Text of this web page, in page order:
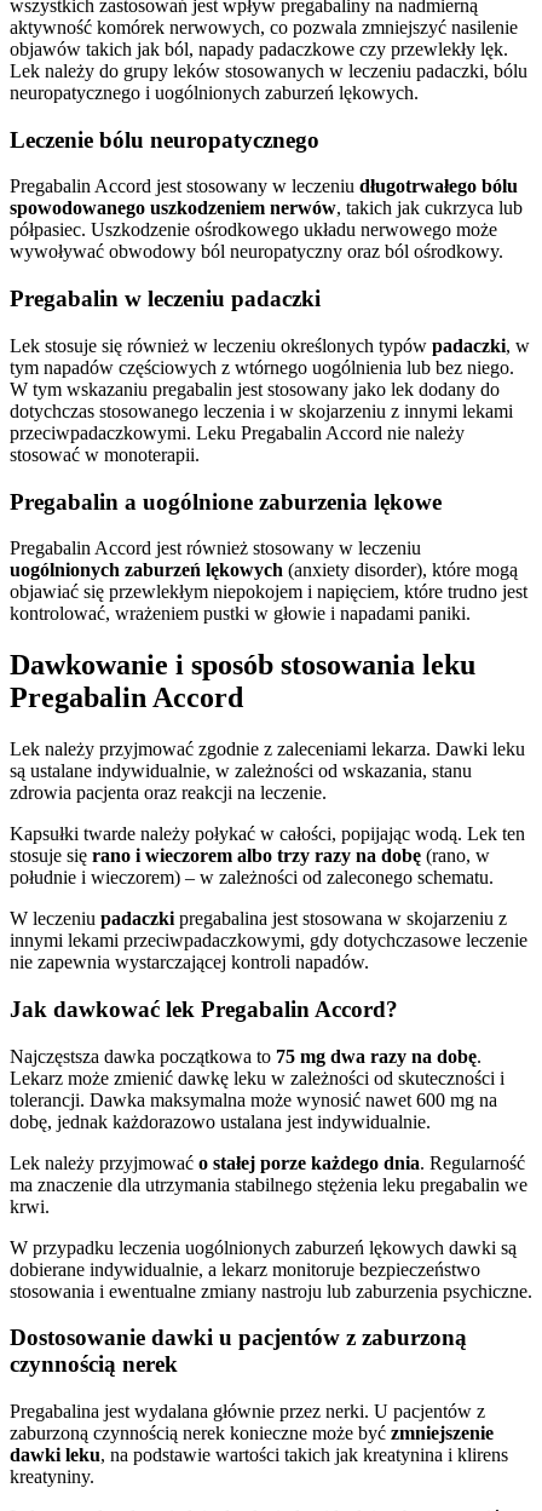
wszystkich zastosowań jest wpływ pregabaliny na nadmierną
aktywność komórek nerwowych, co pozwala zmniejszyć nasilenie
objawów takich jak ból, napady padaczkowe czy przewlekły lęk.
Lek należy do grupy leków stosowanych w leczeniu padaczki, bólu
neuropatycznego i uogólnionych zaburzeń lękowych.
Leczenie bólu neuropatycznego
Pregabalin Accord jest stosowany w leczeniu długotrwałego bólu
spowodowanego uszkodzeniem nerwów, takich jak cukrzyca lub
półpasiec. Uszkodzenie ośrodkowego układu nerwowego może
wywoływać obwodowy ból neuropatyczny oraz ból ośrodkowy.
Pregabalin w leczeniu padaczki
Lek stosuje się również w leczeniu określonych typów padaczki, w
tym napadów częściowych z wtórnego uogólnienia lub bez niego.
W tym wskazaniu pregabalin jest stosowany jako lek dodany do
dotychczas stosowanego leczenia i w skojarzeniu z innymi lekami
przeciwpadaczkowymi. Leku Pregabalin Accord nie należy
stosować w monoterapii.
Pregabalin a uogólnione zaburzenia lękowe
Pregabalin Accord jest również stosowany w leczeniu
uogólnionych zaburzeń lękowych (anxiety disorder), które mogą
objawiać się przewlekłym niepokojem i napięciem, które trudno jest
kontrolować, wrażeniem pustki w głowie i napadami paniki.
Dawkowanie i sposób stosowania leku
Pregabalin Accord
Lek należy przyjmować zgodnie z zaleceniami lekarza. Dawki leku
są ustalane indywidualnie, w zależności od wskazania, stanu
zdrowia pacjenta oraz reakcji na leczenie.
Kapsułki twarde należy połykać w całości, popijając wodą. Lek ten
stosuje się rano i wieczorem albo trzy razy na dobę (rano, w
południe i wieczorem) – w zależności od zaleconego schematu.
W leczeniu padaczki pregabalina jest stosowana w skojarzeniu z
innymi lekami przeciwpadaczkowymi, gdy dotychczasowe leczenie
nie zapewnia wystarczającej kontroli napadów.
Jak dawkować lek Pregabalin Accord?
Najczęstsza dawka początkowa to 75 mg dwa razy na dobę.
Lekarz może zmienić dawkę leku w zależności od skuteczności i
tolerancji. Dawka maksymalna może wynosić nawet 600 mg na
dobę, jednak każdorazowo ustalana jest indywidualnie.
Lek należy przyjmować o stałej porze każdego dnia. Regularność
ma znaczenie dla utrzymania stabilnego stężenia leku pregabalin we
krwi.
W przypadku leczenia uogólnionych zaburzeń lękowych dawki są
dobierane indywidualnie, a lekarz monitoruje bezpieczeństwo
stosowania i ewentualne zmiany nastroju lub zaburzenia psychiczne.
Dostosowanie dawki u pacjentów z zaburzoną
czynnością nerek
Pregabalina jest wydalana głównie przez nerki. U pacjentów z
zaburzoną czynnością nerek konieczne może być zmniejszenie
dawki leku, na podstawie wartości takich jak kreatynina i klirens
kreatyniny.